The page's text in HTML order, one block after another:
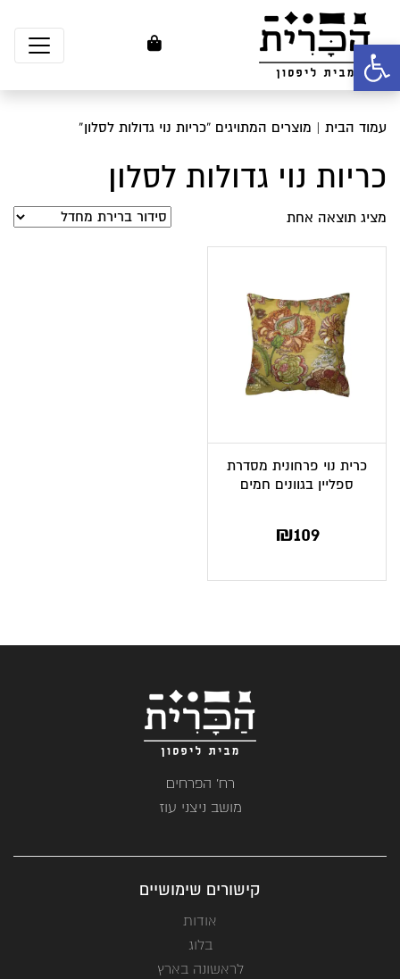
פתח סרגל נגישות
עמוד הבית | מוצרים המתויגים “כריות נוי גדולות לסלון”
כריות נוי גדולות לסלון
מציג תוצאה אחת
כרית נוי פרחונית מסדרת
ספליין בגוונים חמים
₪109
רח' הפרחים
מושב ניצני עוז
קישורים שימושיים
אודות
בלוג
לראשונה בארץ